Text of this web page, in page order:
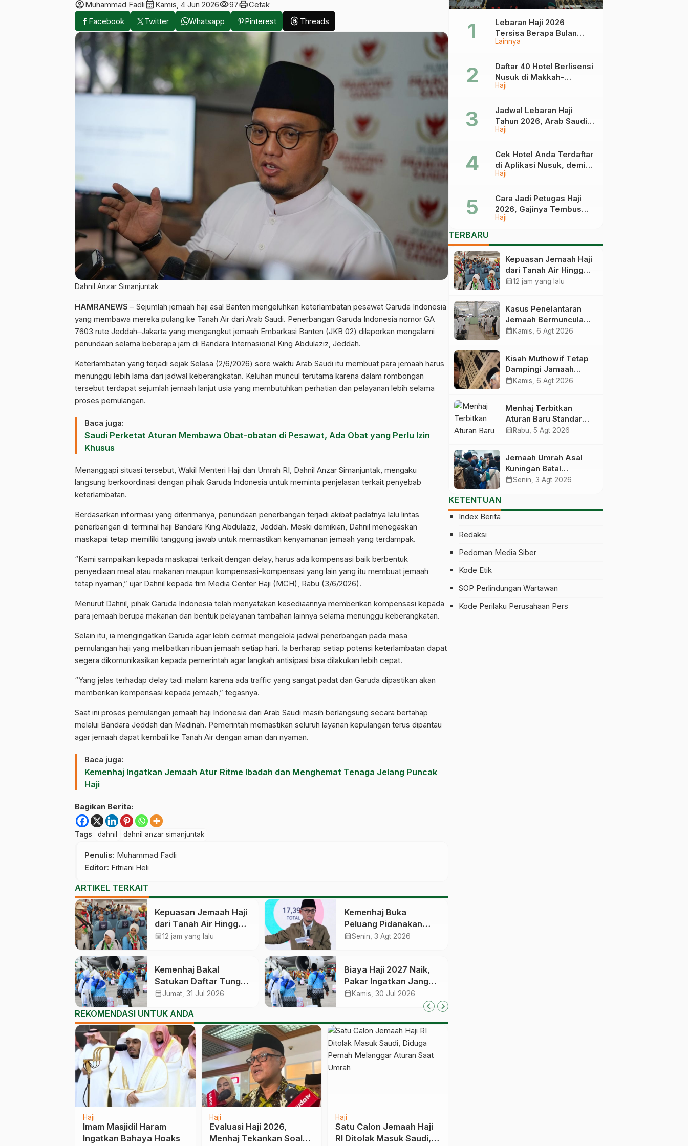
account_circleMuhammad Fadlicalendar_month Kamis, 4 Jun 2026visibility97printCetak
Facebook
Twitter Whatsapp Pinterest Threads
Dahnil Anzar Simanjuntak
HAMRANEWS – Sejumlah jemaah haji asal Banten mengeluhkan keterlambatan pesawat Garuda Indonesia
yang membawa mereka pulang ke Tanah Air dari Arab Saudi. Penerbangan Garuda Indonesia nomor GA
7603 rute Jeddah–Jakarta yang mengangkut jemaah Embarkasi Banten (JKB 02) dilaporkan mengalami
penundaan selama beberapa jam di Bandara Internasional King Abdulaziz, Jeddah.
Keterlambatan yang terjadi sejak Selasa (2/6/2026) sore waktu Arab Saudi itu membuat para jemaah harus
menunggu lebih lama dari jadwal keberangkatan. Keluhan muncul terutama karena dalam rombongan
tersebut terdapat sejumlah jemaah lanjut usia yang membutuhkan perhatian dan pelayanan lebih selama
proses pemulangan.
Baca juga:
Saudi Perketat Aturan Membawa Obat-obatan di Pesawat, Ada Obat yang Perlu Izin
Khusus
Menanggapi situasi tersebut, Wakil Menteri Haji dan Umrah RI, Dahnil Anzar Simanjuntak, mengaku
langsung berkoordinasi dengan pihak Garuda Indonesia untuk meminta penjelasan terkait penyebab
keterlambatan.
Berdasarkan informasi yang diterimanya, penundaan penerbangan terjadi akibat padatnya lalu lintas
penerbangan di terminal haji Bandara King Abdulaziz, Jeddah. Meski demikian, Dahnil menegaskan
maskapai tetap memiliki tanggung jawab untuk memastikan kenyamanan jemaah yang terdampak.
“Kami sampaikan kepada maskapai terkait dengan delay, harus ada kompensasi baik berbentuk
penyediaan meal atau makanan maupun kompensasi-kompensasi yang lain yang itu membuat jemaah
tetap nyaman,” ujar Dahnil kepada tim Media Center Haji (MCH), Rabu (3/6/2026).
Menurut Dahnil, pihak Garuda Indonesia telah menyatakan kesediaannya memberikan kompensasi kepada
para jemaah berupa makanan dan bentuk pelayanan tambahan lainnya selama menunggu keberangkatan.
Selain itu, ia mengingatkan Garuda agar lebih cermat mengelola jadwal penerbangan pada masa
pemulangan haji yang melibatkan ribuan jemaah setiap hari. Ia berharap setiap potensi keterlambatan dapat
segera dikomunikasikan kepada pemerintah agar langkah antisipasi bisa dilakukan lebih cepat.
“Yang jelas terhadap delay tadi malam karena ada traffic yang sangat padat dan Garuda dipastikan akan
memberikan kompensasi kepada jemaah,” tegasnya.
Saat ini proses pemulangan jemaah haji Indonesia dari Arab Saudi masih berlangsung secara bertahap
melalui Bandara Jeddah dan Madinah. Pemerintah memastikan seluruh layanan kepulangan terus dipantau
agar jemaah dapat kembali ke Tanah Air dengan aman dan nyaman.
Baca juga:
Kemenhaj Ingatkan Jemaah Atur Ritme Ibadah dan Menghemat Tenaga Jelang Puncak
Haji
Bagikan Berita:
Tags dahnil dahnil anzar simanjuntak
Penulis: Muhammad Fadli
Editor: Fitriani Heli
ARTIKEL TERKAIT
Kepuasan Jemaah Haji
dari Tanah Air Hingga
Kembali Catat Angka
calendar_month12 jam yang lalu
Kemenhaj Buka
Peluang Pidanakan
Travel Penelantar
calendar_monthSenin, 3 Agt 2026
Kemenhaj Bakal
Satukan Daftar Tunggu
Haji, Antrean Berbasis
Lagi Provinsi
calendar_monthJumat, 31 Jul 2026
Biaya Haji 2027 Naik,
Pakar Ingatkan Jangan
Habiskan Dana
Manfaat Jutaan Calon
Antre
calendar_month Kamis, 30 Jul 2026
REKOMENDASI UNTUK ANDA
Haji
Menhaj RI Ultimatum
Syarikah Arab Saudi:
Haji
Milad Ke-26 Tazkiyah
Tour, Doa-doa Jemaah
Haji
Total Sembilan Calon
Haji Indonesia Wafat
Lainnya
Lebaran Haji 2026
Tersisa Berapa Bulan
Lagi? Ini Jadwal Idul Fitri
Depan
Haji
Daftar 40 Hotel Berlisensi
Nusuk di Makkah-
Madinah, Calon Jemaah
Haji
Jadwal Lebaran Haji
Tahun 2026, Arab Saudi
Mulai Terima Jemaah
Haji
Cek Hotel Anda Terdaftar
di Aplikasi Nusuk, demi
Umrah yang Aman dan
Haji
Cara Jadi Petugas Haji
2026, Gajinya Tembus
Rp75 Juta!
TERBARU
Kepuasan Jemaah Haji
dari Tanah Air Hingga
Kembali Catat Angka
calendar_month12 jam yang lalu
Kasus Penelantaran
Jemaah Bermunculan,
Kemenhaj Operasikan
calendar_month Kamis, 6 Agt 2026
Kisah Muthowif Tetap
Dampingi Jamaah
Meski Tak Digaji,
Travel
calendar_month Kamis, 6 Agt 2026
Menhaj Terbitkan
Aturan Baru Standar
Kegiatan Usaha Travel
Melanggar
calendar_month Rabu, 5 Agt 2026
Jemaah Umrah Asal
Kuningan Batal
Berangkat Gegara Visa
calendar_monthSenin, 3 Agt 2026
KETENTUAN
Index Berita
Redaksi
Pedoman Media Siber
Kode Etik
SOP Perlindungan Wartawan
Kode Perilaku Perusahaan Pers